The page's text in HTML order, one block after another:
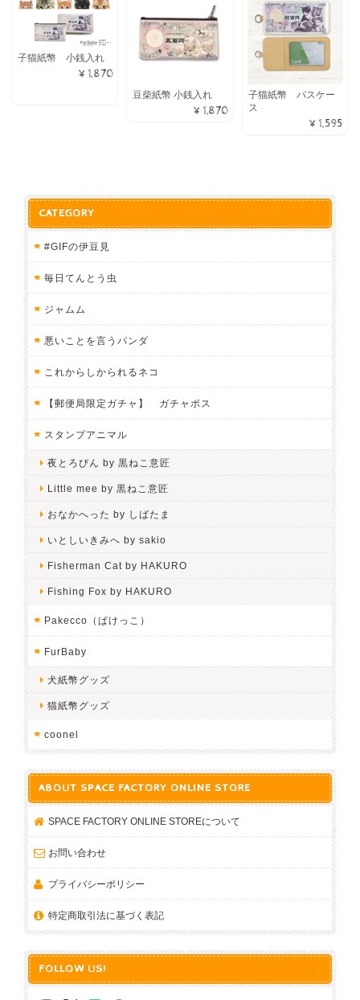
子猫紙幣 小銭入れ
¥1,870
豆柴紙幣 小銭入れ
¥1,870
子猫紙幣 パスケー
ス
¥1,595
CATEGORY
#GIFの伊豆見
毎日てんとう虫
ジャムム
悪いことを言うパンダ
これからしかられるネコ
【郵便局限定ガチャ】 ガチャポス
スタンプアニマル
夜とろびん by 黒ねこ意匠
Little mee by 黒ねこ意匠
おなかへった by しばたま
いとしいきみへ by sakio
Fisherman Cat by HAKURO
Fishing Fox by HAKURO
Pakecco（ぱけっこ）
FurBaby
犬紙幣グッズ
猫紙幣グッズ
coonel
ABOUT SPACE FACTORY ONLINE STORE
SPACE FACTORY ONLINE STOREについて
お問い合わせ
プライバシーポリシー
特定商取引法に基づく表記
FOLLOW US!